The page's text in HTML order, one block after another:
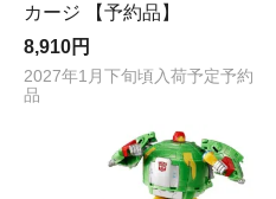
カージ 【予約品】
8,910円
2027年1月下旬頃入荷予定予約
品